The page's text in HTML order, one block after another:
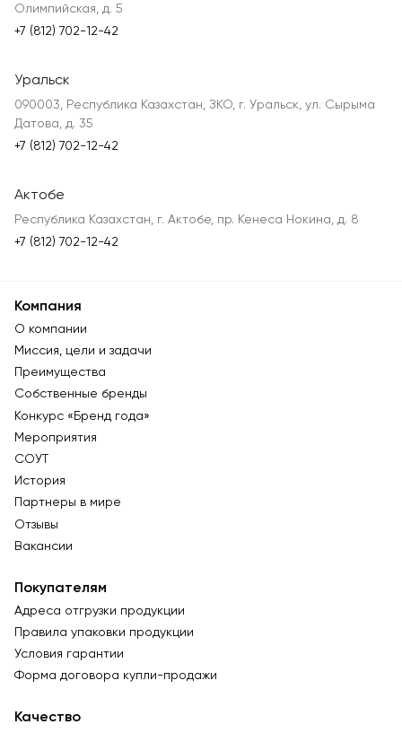
Олимпийская, д. 5
+7 (812) 702-12-42
Уральск
090003, Республика Казахстан, ЗКО, г. Уральск, ул. Сырыма
Датова, д. 35
+7 (812) 702-12-42
Актобе
Республика Казахстан, г. Актобе, пр. Кенеса Нокина, д. 8
+7 (812) 702-12-42
Компания
О компании
Миссия, цели и задачи
Преимущества
Собственные бренды
Конкурс «Бренд года»
Мероприятия
СОУТ
История
Партнеры в мире
Отзывы
Вакансии
Покупателям
Адреса отгрузки продукции
Правила упаковки продукции
Условия гарантии
Форма договора купли-продажи
Качество